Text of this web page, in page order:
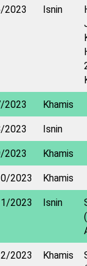
2023 Isnin
2023 Khamis
2023 Isnin
2023 Khamis
2023 Khamis
2023 Isnin
2023 Khamis